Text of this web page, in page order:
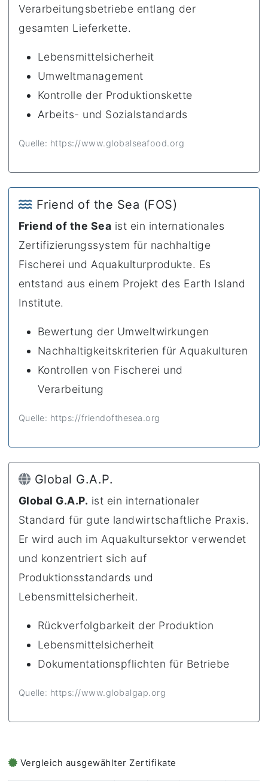
Verarbeitungsbetriebe entlang der
gesamten Lieferkette.
Lebensmittelsicherheit
Umweltmanagement
Kontrolle der Produktionskette
Arbeits- und Sozialstandards
Quelle: https://www.globalseafood.org
Friend of the Sea (FOS)
Friend of the Sea ist ein internationales
Zertifizierungssystem für nachhaltige
Fischerei und Aquakulturprodukte. Es
entstand aus einem Projekt des Earth Island
Institute.
Bewertung der Umweltwirkungen
Nachhaltigkeitskriterien für Aquakulturen
Kontrollen von Fischerei und
Verarbeitung
Quelle: https://friendofthesea.org
Global G.A.P.
Global G.A.P. ist ein internationaler
Standard für gute landwirtschaftliche Praxis.
Er wird auch im Aquakultursektor verwendet
und konzentriert sich auf
Produktionsstandards und
Lebensmittelsicherheit.
Rückverfolgbarkeit der Produktion
Lebensmittelsicherheit
Dokumentationspflichten für Betriebe
Quelle: https://www.globalgap.org
Vergleich ausgewählter Zertifikate